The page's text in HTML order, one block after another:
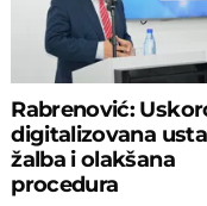
Rabrenović:
digitalizovana
žalba i olakšana
procedura